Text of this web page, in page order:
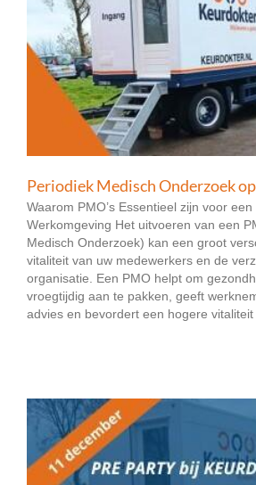
Periodiek Medisch Onderzoek
Waarom PMO’s Essentieel zijn voor
Werkomgeving Het uitvoeren van een
Medisch Onderzoek) kan een groot
vitaliteit van uw medewerkers en de
organisatie. Een PMO helpt om
vroegtijdig aan te pakken, geeft
advies en bevordert een hogere